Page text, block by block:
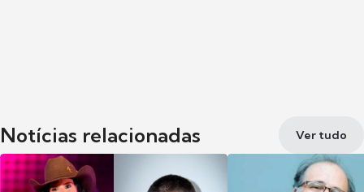
Notícias relacionadas Ver tudo